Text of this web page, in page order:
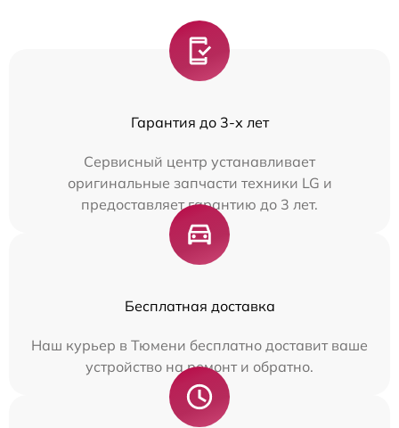
Гарантия до 3-х лет
Сервисный центр устанавливает
оригинальные запчасти техники LG и
предоставляет гарантию до 3 лет.
Бесплатная доставка
Наш курьер в Тюмени бесплатно доставит ваше
устройство на ремонт и обратно.